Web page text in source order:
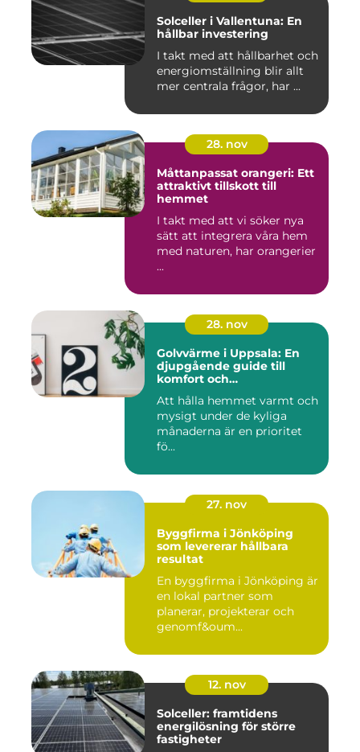
Solceller i Vallentuna: En
hållbar investering
I takt med att hållbarhet och
energiomställning blir allt
mer centrala frågor, har ...
28. nov
Måttanpassat orangeri: Ett
attraktivt tillskott till
hemmet
I takt med att vi söker nya
sätt att integrera våra hem
med naturen, har orangerier
...
28. nov
Golvvärme i Uppsala: En
djupgående guide till
komfort och
Att hålla hemmet varmt och
mysigt under de kyliga
månaderna är en prioritet
fö...
27. nov
Byggfirma i Jönköping
som levererar hållbara
resultat
En byggfirma i Jönköping är
en lokal partner som
planerar, projekterar och
genomf&oum...
12. nov
Solceller: framtidens
energilösning för större
fastigheter